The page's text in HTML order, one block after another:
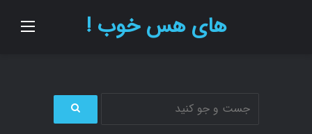
های هس خوب !
ج